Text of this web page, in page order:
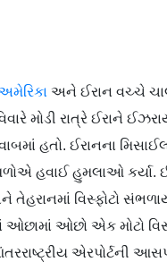
અને ઈરાન વચ્ચે
મોડી રાત્રે ઈરાને
હતો. ઈરાનના
હવાઈ હુમલાઓ કર્યા.
વિસ્ફોટો
ઓછામાં ઓછો એક મોટો
એરપોર્ટની